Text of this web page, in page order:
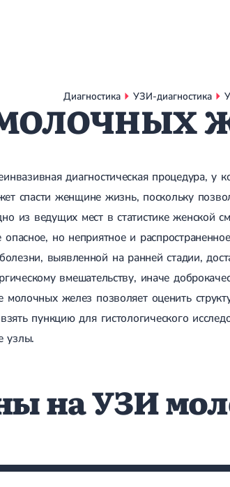
Диагностика УЗИ-диагностика
диагностическая процедура,
спасти женщине жизнь, поскольку
из ведущих мест в статистике женской
но неприятное и
выявленной на ранней стадии,
вмешательству, иначе
молочных желез позволяет оценить
пункцию для гистологического
узлы.
на УЗИ